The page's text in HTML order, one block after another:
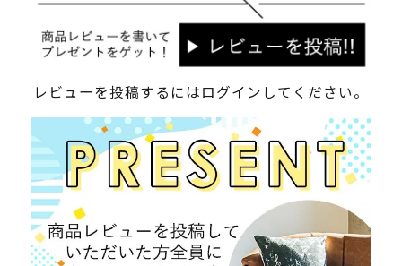
レビューを投稿するにはログイン してください。